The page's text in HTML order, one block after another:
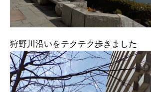
狩野川沿いをテクテク歩きました